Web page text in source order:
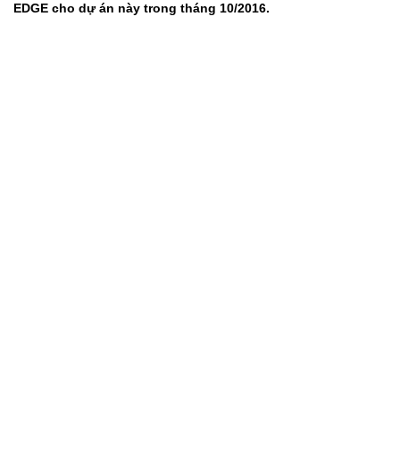
EDGE cho dự án này trong tháng 10/2016.